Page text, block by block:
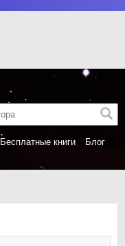
Бесплатные книги
Блог